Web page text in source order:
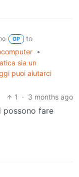
OP
to
•
sia un
puoi aiutarci
1
· 3 months ago
possono fare